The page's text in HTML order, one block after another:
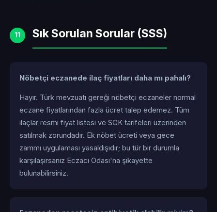
11 Sık Sorulan Sorular (SSS)
Nöbetçi eczanede ilaç fiyatları daha mı pahalı?
Hayır. Türk mevzuatı gereği nöbetçi eczaneler normal
eczane fiyatlarından fazla ücret talep edemez. Tüm
ilaçlar resmi fiyat listesi ve SGK tarifeleri üzerinden
satılmak zorundadır. Ek nöbet ücreti veya gece
zammı uygulaması yasaldışıdır; bu tür bir durumla
karşılaşırsanız Eczacı Odası'na şikayette
bulunabilirsiniz.